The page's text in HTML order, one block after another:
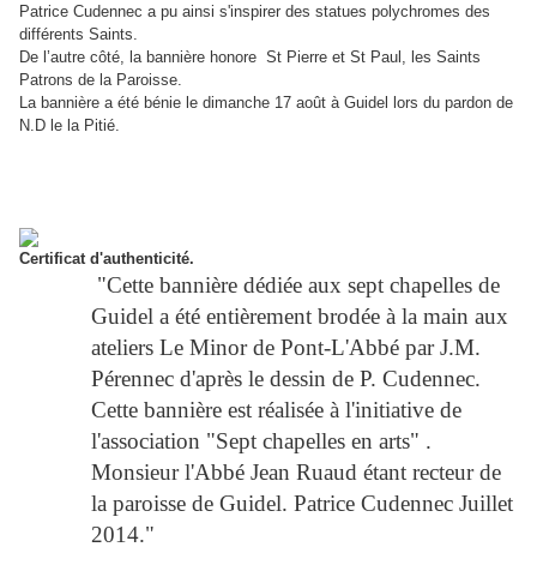
Patrice Cudennec a pu ainsi s'inspirer des statues polychromes des
différents Saints.
De l’autre côté, la bannière honore St Pierre et St Paul, les Saints
Patrons de la Paroisse.
La bannière a été bénie le dimanche 17 août à Guidel lors du pardon de
N.D le la Pitié.
Certificat d'authenticité.
"Cette bannière dédiée aux sept chapelles de
Guidel a été entièrement brodée à la main aux
ateliers Le Minor de Pont-L'Abbé par J.M.
Pérennec d'après le dessin de P. Cudennec.
Cette bannière est réalisée à l'initiative de
l'association "Sept chapelles en arts" .
Monsieur l'Abbé Jean Ruaud étant recteur de
la paroisse de Guidel. Patrice Cudennec Juillet
2014."